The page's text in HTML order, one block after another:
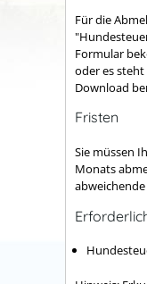
Für die
Formular
oder es
Download
Fristen
Sie müssen
Monats